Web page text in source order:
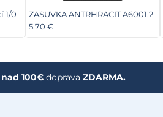
1/0
ZASUVKA ANTRHRACIT A6001.2
5.70 €
nad 100€ doprava ZDARMA.